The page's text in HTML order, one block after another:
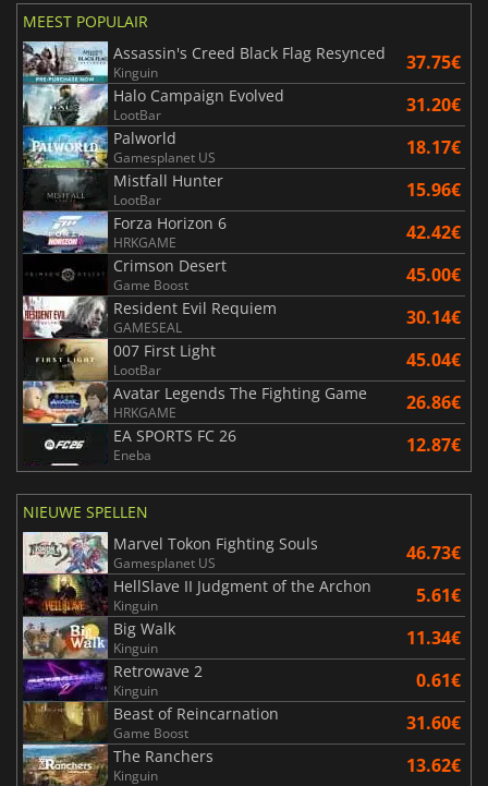
MEEST POPULAIR
Assassin's Creed Black Flag Resynced
Kinguin 37.75€
Halo Campaign Evolved
LootBar 31.20€
Palworld
Gamesplanet US 18.17€
Mistfall Hunter
LootBar 15.96€
Forza Horizon 6
HRKGAME 42.42€
Crimson Desert
Game Boost 45.00€
Resident Evil Requiem
GAMESEAL 30.14€
007 First Light
LootBar 45.04€
Avatar Legends The Fighting Game
HRKGAME 26.86€
EA SPORTS FC 26
Eneba 12.87€
NIEUWE SPELLEN
Marvel Tokon Fighting Souls
Gamesplanet US 46.73€
HellSlave II Judgment of the Archon
Kinguin 5.61€
Big Walk
Kinguin 11.34€
Retrowave 2
Kinguin 0.61€
Beast of Reincarnation
Game Boost 31.60€
The Ranchers
Kinguin 13.62€